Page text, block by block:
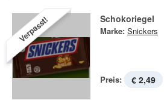
Verpasst! Schokoriegel
Marke: Snickers
Preis: € 2,49